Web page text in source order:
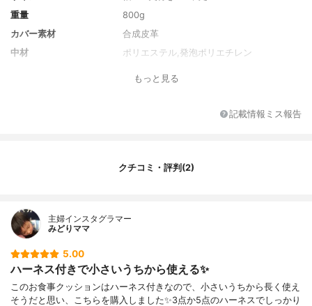
重量
800g
カバー素材
合成皮革
中材
ポリエステル,発泡ポリエチレン
高さ調節4段階、固定用のひもあり、ハーネ
スタイプ
もっと見る
記載情報ミス報告
クチコミ・評判(2)
主婦インスタグラマー
みどりママ
5.00
ハーネス付きで小さいうちから使える✨
このお食事クッションはハーネス付きなので、小さいうちから長く使え
そうだと思い、こちらを購入しました✨3点か5点のハーネスでしっかり